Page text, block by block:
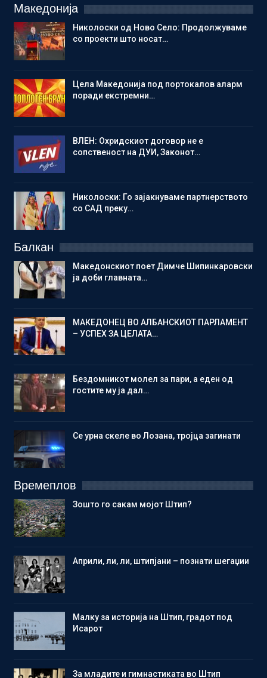
Македонија
Николоски од Ново Село: Продолжуваме
со проекти што носат…
Цела Македонија под портокалов аларм
поради екстремни…
ВЛЕН: Охридскиот договор не е
сопственост на ДУИ, Законот…
Николоски: Го зајакнуваме партнерството
со САД преку…
Балкан
Македонскиот поет Димче Шипинкаровски
ја доби главната…
МАКЕДОНЕЦ ВО АЛБАНСКИОТ ПАРЛАМЕНТ
– УСПЕХ ЗА ЦЕЛАТА…
Бездомникот молел за пари, а еден од
гостите му ја дал…
Се урна скеле во Лозана, тројца загинати
Времеплов
Зошто го сакам мојот Штип?
Aприли, ли, ли, штипјани – познати шегаџии
Малку за историја на Штип, градот под
Исарот
Зa младите и гимнастиката во Штип